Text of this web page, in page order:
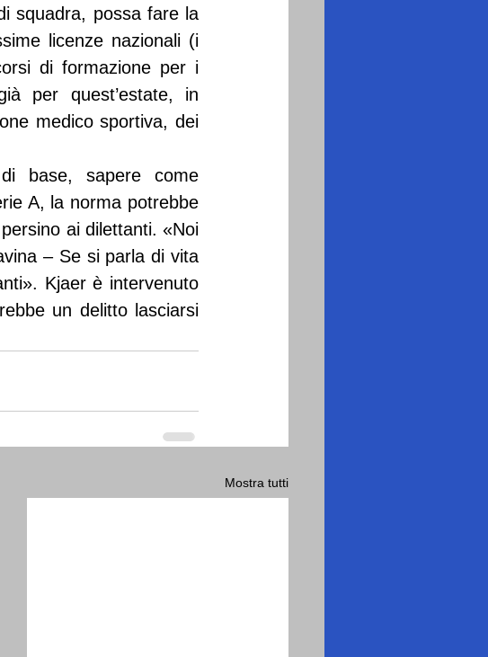
squadra, possa fare la
licenze nazionali (i
di formazione per i
per quest’estate, in
medico sportiva, dei
base, sapere come
A, la norma potrebbe
ai dilettanti. «Noi
– Se si parla di vita
Kjaer è intervenuto
un delitto lasciarsi
Mostra tutti